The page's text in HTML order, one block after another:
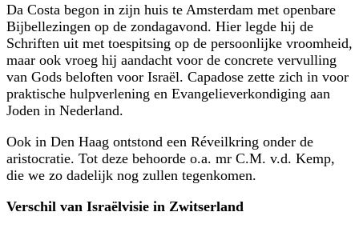
Da Costa begon in zijn huis te Amsterdam met openbare
Bijbellezingen op de zondagavond. Hier legde hij de
Schriften uit met toespitsing op de persoonlijke vroomheid,
maar ook vroeg hij aandacht voor de concrete vervulling
van Gods beloften voor Israël. Capadose zette zich in voor
praktische hulpverlening en Evangelieverkondiging aan
Joden in Nederland.
Ook in Den Haag ontstond een Réveilkring onder de
aristocratie. Tot deze behoorde o.a. mr C.M. v.d. Kemp,
die we zo dadelijk nog zullen tegenkomen.
Verschil van Israëlvisie in Zwitserland